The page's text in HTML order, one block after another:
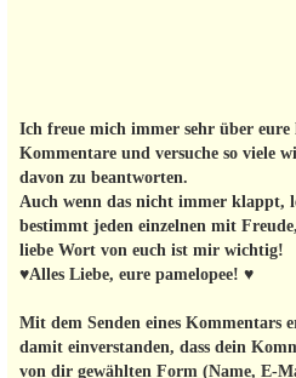
Ich freue mich immer sehr über eure
Kommentare und versuche so viele
davon zu beantworten.
Auch wenn das nicht immer klappt,
bestimmt jeden einzelnen mit
liebe Wort von euch ist mir wichtig!
♥Alles Liebe, eure pamelopee! ♥
Mit dem Senden eines Kommentars
damit einverstanden, dass dein
von dir gewählten Form (Name, E-